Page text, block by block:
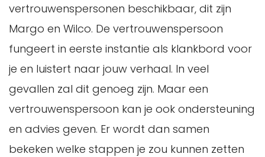
vertrouwenspersonen beschikbaar, dit zijn
Margo en Wilco. De vertrouwenspersoon
fungeert in eerste instantie als klankbord voor
je en luistert naar jouw verhaal. In veel
gevallen zal dit genoeg zijn. Maar een
vertrouwenspersoon kan je ook ondersteuning
en advies geven. Er wordt dan samen
bekeken welke stappen je zou kunnen zetten